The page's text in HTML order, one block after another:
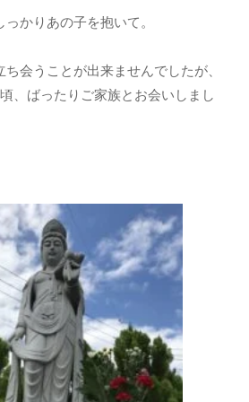
かりあの子を抱いて。
会うことが出来ませんでしたが、
、ばったりご家族とお会いしまし